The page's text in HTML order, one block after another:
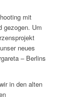
mit
gezogen. Um
neues
– Berlins
in den alten